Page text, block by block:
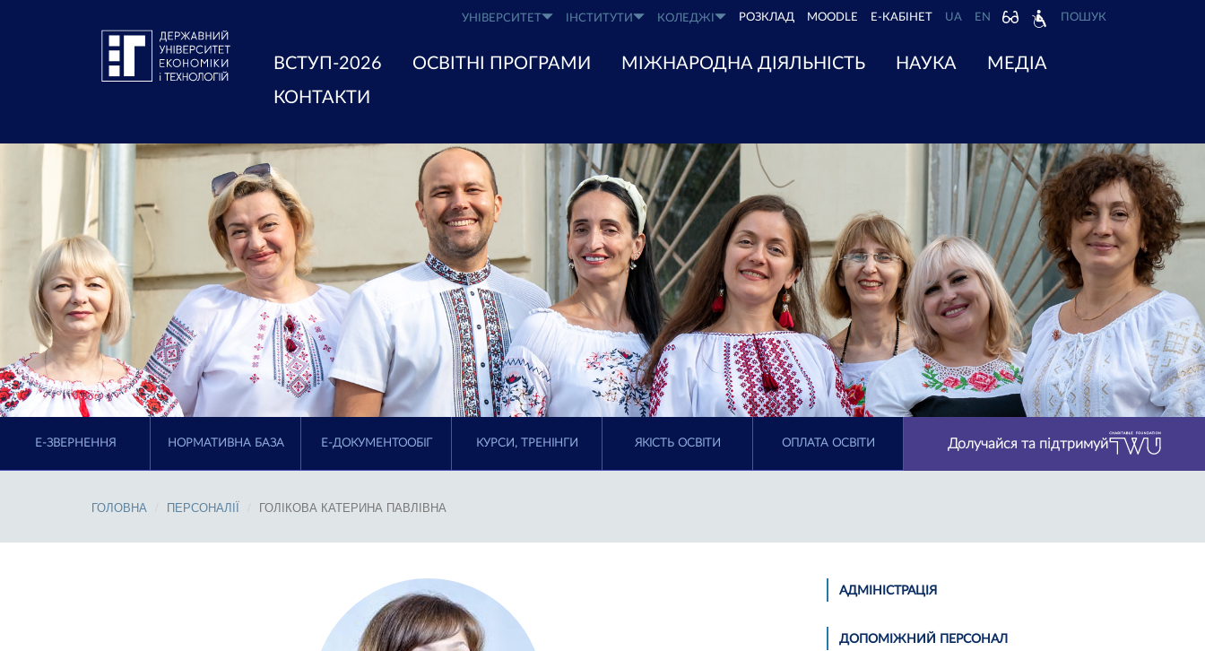
УНІВЕРСИТЕТ ІНСТИТУТИ КОЛЕДЖІ РОЗКЛАД MOODLE Е-КАБІНЕТ UA EN ПОШУК
ВСТУП-2026 ОСВІТНІ ПРОГРАМИ МІЖНАРОДНА ДІЯЛЬНІСТЬ НАУКА
МЕДІА
КОНТАКТИ
E-ЗВЕРНЕННЯ НОРМАТИВНА БАЗА Е-ДОКУМЕНТООБІГ КУРСИ, ТРЕНІНГИ ЯКІСТЬ ОСВІТИ ОПЛАТА ОСВІТИ Долучайся та підтримуй
ГОЛОВНА ПЕРСОНАЛІЇ ГОЛІКОВА КАТЕРИНА ПАВЛІВНА
АДМІНІСТРАЦІЯ
ДОПОМІЖНИЙ ПЕРСОНАЛ